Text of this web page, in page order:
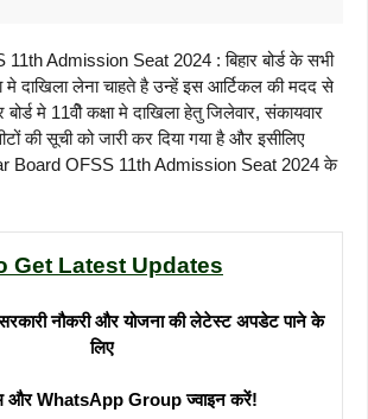
Admission Seat 2024 : बिहार बोर्ड के सभी
मे दाखिला लेना चाहते है उन्हें इस आर्टिकल की मदद से
बोर्ड मे 11वीे कक्षा मे दाखिला हेतु जिलेवार, संकायवार
की सूची को जारी कर दिया गया है और इसीलिए
Board OFSS 11th Admission Seat 2024 के
Get Latest Updates
सरकारी नौकरी और योजना की लेटेस्ट अपडेट पाने के
लिए
और WhatsApp Group ज्वाइन करें!